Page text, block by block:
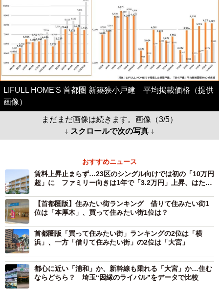
LIFULL HOME'S 首都圏 新築狭小戸建 平均掲載価格（提供
画像）
まだまだ画像は続きます。画像（3/5）
↓ スクロールで次の写真 ↓
おすすめニュース
賃料上昇止まらず…23区のシングル向けでは初の「10万円
超」に ファミリー向きは1年で「3.2万円」上昇、はたし
【首都圏版】住みたい街ランキング 借りて住みたい街1
位は「本厚木」、買って住みたい街1位は？
首都圏版「買って住みたい街」ランキングの2位は「横
浜」、一方「借りて住みたい街」の2位は「大宮」
都心に近い「浦和」か、新幹線も乗れる「大宮」か…住む
ならどちら？ 埼玉“因縁のライバル”をデータで比較